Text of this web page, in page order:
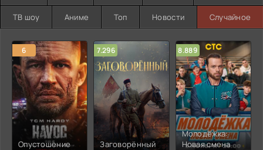
ТВ шоу Аниме Топ Новости Случайное
6
Опустошение
7.296
Заговорённый
8.889
Молодёжка:
Новая смена